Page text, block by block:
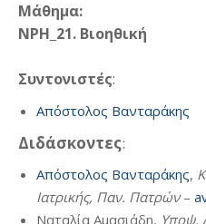
Μάθημα:
ΝΡΗ_21. Βιοηθική
Συντονιστές:
Απόστολος Βανταράκης
Διδάσκοντες:
Απόστολος Βανταράκης,
Ιατρικής, Παν. Πατρών–
Ναταλία Αμασιάδη, Υποψ.